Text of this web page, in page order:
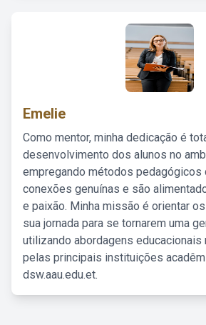
Emelie
Como mentor, minha dedicação é
desenvolvimento dos alunos no
empregando métodos pedagógicos
conexões genuínas e são
e paixão. Minha missão é orientar
sua jornada para se tornarem uma
utilizando abordagens educacionais
pelas principais instituições
dsw.aau.edu.et.